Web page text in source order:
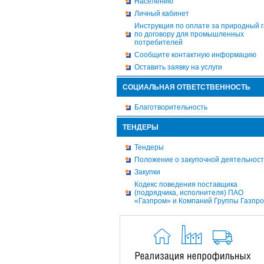
Личный кабинет
Инструкция по оплате за природный
по договору для промышленных
потребителей
Сообщите контактную информацию
Оставить заявку на услуги
СОЦИАЛЬНАЯ ОТВЕТСТВЕННОСТЬ
Благотворительность
ТЕНДЕРЫ
Тендеры
Положение о закупочной
Закупки
Кодекс поведения поставщика
(подрядчика, исполнителя) ПАО
«Газпром» и Компаний Группы